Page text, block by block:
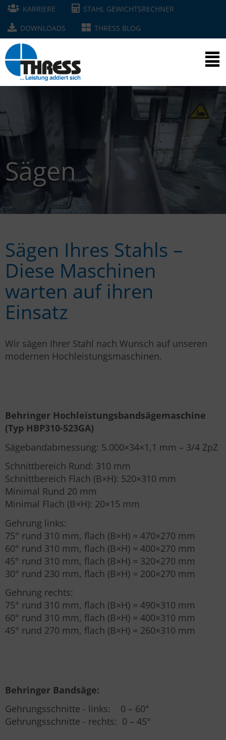
KARRIERE
STAHL GEWICHTSRECHNER
DOWNLOADS
THRESS BLOG
Sägen
Sägen Ihres Stahls –
Diese Maschinen
warten auf ihren
Einsatz
Wir sägen Ihrer Stahl nach Wunsch auf unseren
modernen Hochleistungsmaschinen.
Behringer Hochleistungs­bandsäge­maschine
(Typ HBP310-523GA)
Sägebandabmessung: 5.000×34×1,1 mm – 3/4 ZpZ
Schnittbereich Rund: 310 mm
Schnittbereich Flach (B×H): 520×310 mm
Minimal Rund 20 mm
Minimal Flach (B×H): 20×15 mm
Gehrung links:
75° rund 310 mm, flach (B×H) = 470×270 mm
60° rund 310 mm, flach (B×H) = 400×270 mm
45° rund 310 mm, flach (B×H) = 320×270 mm
30° rund 230 mm, flach (B×H) = 200×270 mm
Gehrung rechts:
75° rund 310 mm, flach (B×H) = 490×310 mm
60° rund 310 mm, flach (B×H) = 400×310 mm
45° rund 270 mm, flach (B×H) = 260×310 mm
Behringer Bandsäge:
Gehrungsschnitte - links: 0 – 60°
Gehrungsschnitte - rechts: 0 – 45°